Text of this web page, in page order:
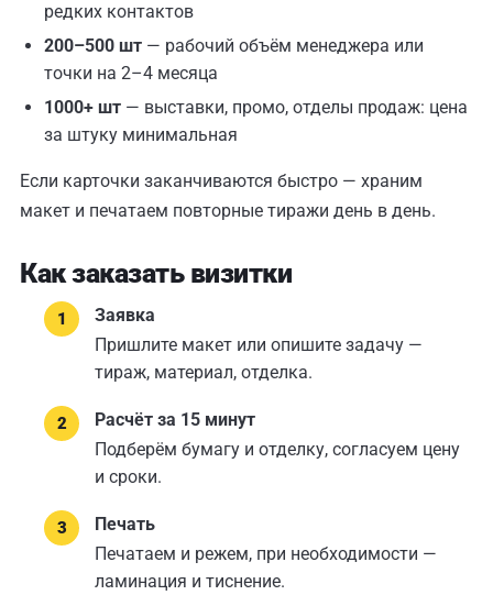
редких контактов
200–500 шт — рабочий объём менеджера или
точки на 2–4 месяца
1000+ шт — выставки, промо, отделы продаж: цена
за штуку минимальная
Если карточки заканчиваются быстро — храним
макет и печатаем повторные тиражи день в день.
Как заказать визитки
Заявка
Пришлите макет или опишите задачу —
тираж, материал, отделка.
Расчёт за 15 минут
Подберём бумагу и отделку, согласуем цену
и сроки.
Печать
Печатаем и режем, при необходимости —
ламинация и тиснение.